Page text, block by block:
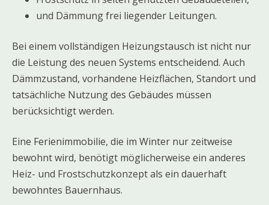
und Dämmung frei liegender Leitungen.
Bei einem vollständigen Heizungstausch ist nicht nur
die Leistung des neuen Systems entscheidend. Auch
Dämmzustand, vorhandene Heizflächen, Standort und
tatsächliche Nutzung des Gebäudes müssen
berücksichtigt werden.
Eine Ferienimmobilie, die im Winter nur zeitweise
bewohnt wird, benötigt möglicherweise ein anderes
Heiz- und Frostschutzkonzept als ein dauerhaft
bewohntes Bauernhaus.